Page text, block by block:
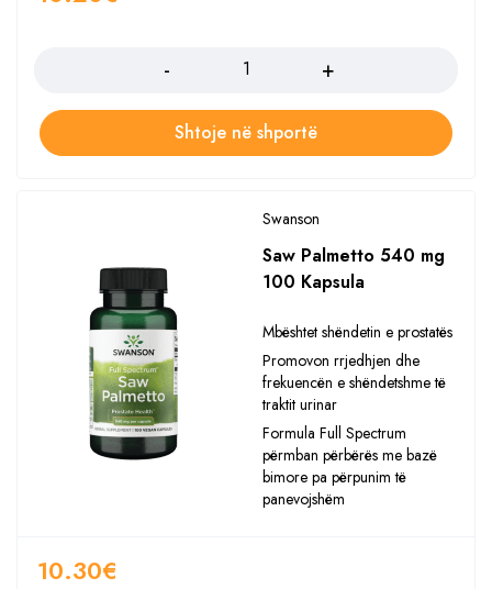
Shtoje në shportë
Swanson
Saw Palmetto 540 mg
100 Kapsula
Mbështet shëndetin e prostatës
Promovon rrjedhjen dhe
frekuencën e shëndetshme të
traktit urinar
Formula Full Spectrum
përmban përbërës me bazë
bimore pa përpunim të
panevojshëm
10.30€